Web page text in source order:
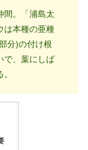
間。「浦島太
は本種の亜種
分)の付け根
で、葉にしば